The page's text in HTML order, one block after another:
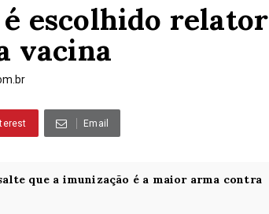
é escolhido relator
vacina
Email
que a imunização é a maior arma contra